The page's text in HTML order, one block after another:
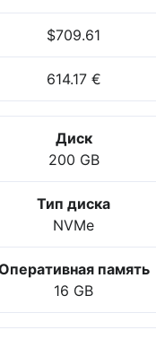
$709.61
614.17 €
Диск
200 GB
Тип диска
NVMe
память
16 GB